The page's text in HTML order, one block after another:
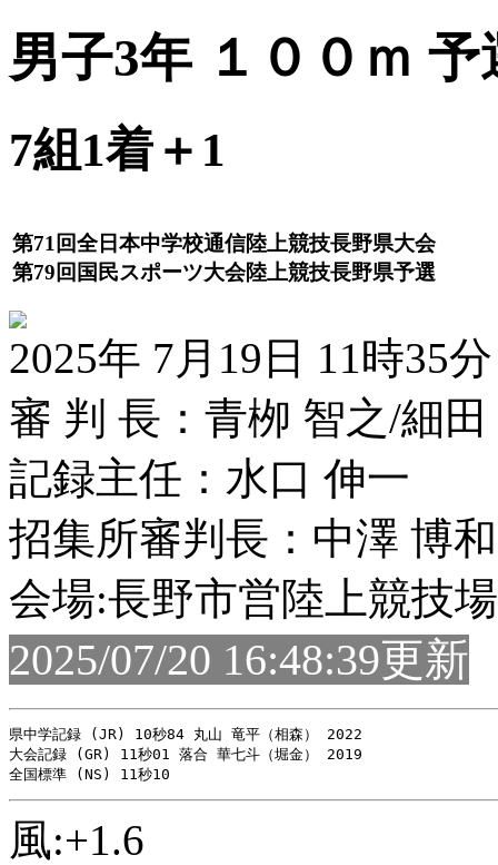
男子3年 １００ｍ 予
7組1着＋1
第71回全日本中学校通信陸上競技長野県大会
第79回国民スポーツ大会陸上競技長野県予選
2025年 7月19日 11時35分
審 判 長：青栁 智之/細
記録主任：水口 伸一
招集所審判長：中澤 博和
会場:長野市営陸上競技場
2025/07/20 16:48:39更新
県中学記録 (JR) 10秒84 丸山 竜平（相森） 2022
大会記録 (GR) 11秒01 落合 華七斗（堀金） 2019
風:+1.6